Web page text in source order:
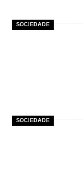
SOCIEDADE
SOCIEDADE